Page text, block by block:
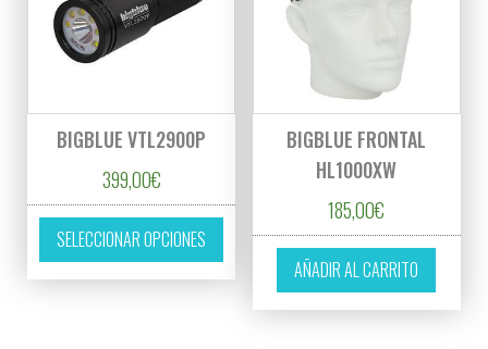
BIGBLUE VTL2900P
399,00€
SELECCIONAR OPCIONES
Este producto tiene múltiples variantes.
BIGBLUE FRONTAL
HL1000XW
185,00€
AÑADIR AL CARRITO